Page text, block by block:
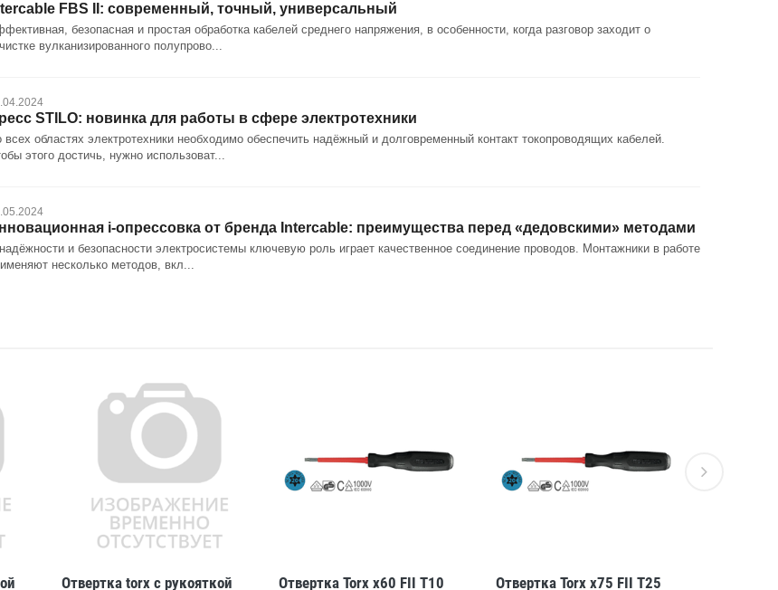
FBS II: современный, точный, универсальный
безопасная и простая обработка кабелей среднего напряжения, в особенности, когда разговор заходит о
вулканизированного полупрово...
STILO: новинка для работы в сфере электротехники
всех областях электротехники необходимо обеспечить надёжный и долговременный контакт токопроводящих кабелей.
этого достичь, нужно использоват...
i-опрессовка от бренда Intercable: преимущества перед «дедовскими» методами
и безопасности электросистемы ключевую роль играет качественное соединение проводов. Монтажники в работе
несколько методов, вкл...
Отвертка torx с рукояткой
Отвертка Torx x60 FII T10 Отвертка Torx x75 FII T25